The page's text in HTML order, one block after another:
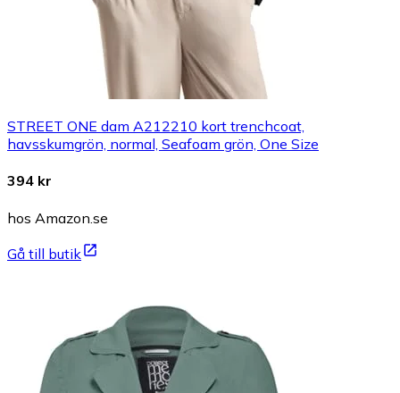
STREET ONE dam A212210 kort trenchcoat,
havsskumgrön, normal, Seafoam grön, One Size
394 kr
hos Amazon.se
Gå till butik